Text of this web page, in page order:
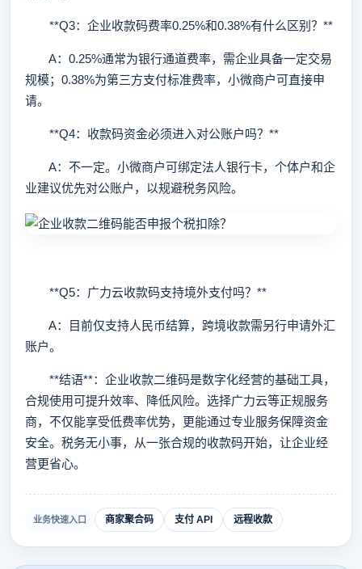
**Q3：企业收款码费率0.25%和0.38%有什么区别？**
A：0.25%通常为银行通道费率，需企业具备一定交易
规模；0.38%为第三方支付标准费率，小微商户可直接申
请。
**Q4：收款码资金必须进入对公账户吗？**
A：不一定。小微商户可绑定法人银行卡，个体户和企
业建议优先对公账户，以规避税务风险。
**Q5：广力云收款码支持境外支付吗？**
A：目前仅支持人民币结算，跨境收款需另行申请外汇
账户。
**结语**：企业收款二维码是数字化经营的基础工具，
合规使用可提升效率、降低风险。选择广力云等正规服务
商，不仅能享受低费率优势，更能通过专业服务保障资金
安全。税务无小事，从一张合规的收款码开始，让企业经
营更省心。
业务快速入口 商家聚合码 支付 API 远程收款